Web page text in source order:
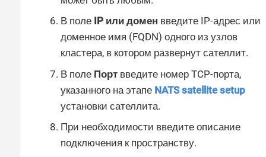
В поле IP или домен введите IP-адрес или
доменное имя (FQDN) одного из узлов
кластера, в котором развернут сателлит.
В поле Порт введите номер TCP-порта,
указанного на этапе NATS satellite setup
установки сателлита.
При необходимости введите описание
подключения к пространству.